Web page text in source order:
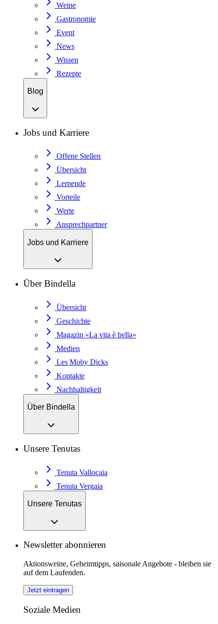
Weine
Gastronomie
Event
News
Wissen
Rezepte
Blog
Jobs und Karriere
Offene Stellen
Übersicht
Lernende
Vorteile
Werte
Ansprechpartner
Jobs und Karriere
Über Bindella
Übersicht
Geschichte
Magazin «La vita è bella»
Medien
Les Moby Dicks
Kontakte
Nachhaltigkeit
Über Bindella
Unsere Tenutas
Tenuta Vallocaia
Tenuta Vergaia
Unsere Tenutas
Newsletter abonnieren
Aktionsweine, Geheimtipps, saisonale Angebote - bleiben sie
auf dem Laufenden.
Jetzt eintragen
Soziale Medien